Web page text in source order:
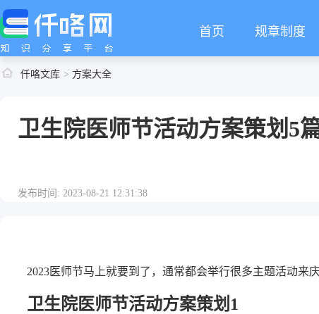
首页 规章制度
仟咯文库 方案大全
卫生院医师节活动方案策划5
发布时间: 2023-08-21 12:31:38
2023医师节马上就要到了，通常都会举行很多主题活动来
卫生院医师节活动方案策划1